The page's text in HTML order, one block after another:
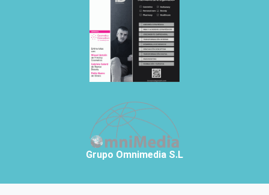
Grupo Omnimedia S.L